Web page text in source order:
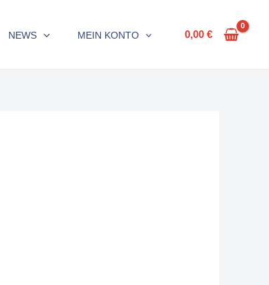
NEWS MEIN KONTO 0,00€